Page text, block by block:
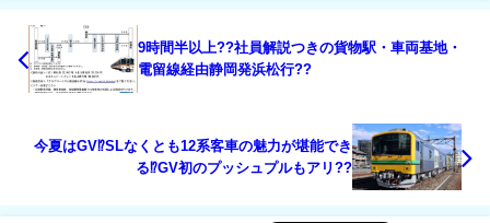
9時間半以上??社員解説つきの貨物駅・車両基地・
電留線経由静岡発浜松行??
今夏はGV⁉SLなくとも12系客車の魅力が堪能でき
る⁉GV初のプッシュプルもアリ??